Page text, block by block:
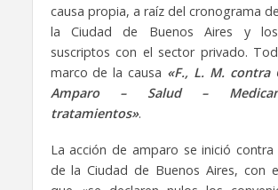
causa propia, a raíz del cronograma
la Ciudad de Buenos Aires y los
suscriptos con el sector privado.
marco de la causa «F., L. M. contra
Amparo – Salud –
tratamientos».
La acción de amparo se inició contra
de la Ciudad de Buenos Aires, con